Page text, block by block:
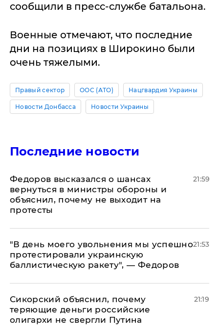
сообщили в пресс-службе батальона.
Военные отмечают, что последние
дни на позициях в Широкино были
очень тяжелыми.
Правый сектор ООС (АТО) Нацгвардия Украины
Новости Донбасса Новости Украины
Последние новости
Федоров высказался о шансах
вернуться в министры обороны и
объяснил, почему не выходит на
протесты
21:59
​"В день моего увольнения мы успешно
протестировали украинскую
баллистическую ракету", — Федоров
21:53
Сикорский объяснил, почему
теряющие деньги российские
олигархи не свергли Путина
21:19